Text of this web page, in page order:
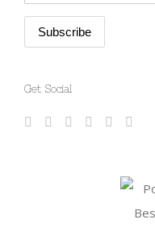
Get Social